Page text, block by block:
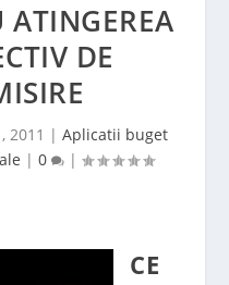
ATINGEREA
DE
2011 | Aplicatii buget
| 0 |
CE